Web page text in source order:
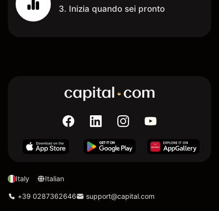
3. Inizia quando sei pronto
Italy Italian
+39 0287362646 support@capital.com